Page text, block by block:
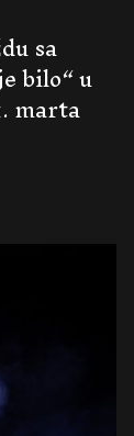
sa
bilo“ u
marta